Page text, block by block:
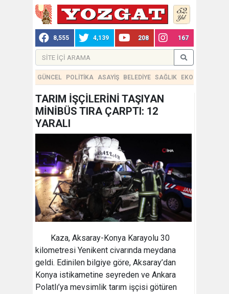
8,555 4,139 208 167
GÜNCEL POLİTİKA ASAYİŞ BELEDİYE SAĞLIK EKONOMİ
TARIM İŞÇİLERİNİ TAŞIYAN
MİNİBÜS TIRA ÇARPTI: 12
YARALI
Kaza, Aksaray-Konya Karayolu 30
kilometresi Yenikent civarında meydana
geldi. Edinilen bilgiye göre, Aksaray’dan
Konya istikametine seyreden ve Ankara
Polatlı’ya mevsimlik tarım işçisi götüren